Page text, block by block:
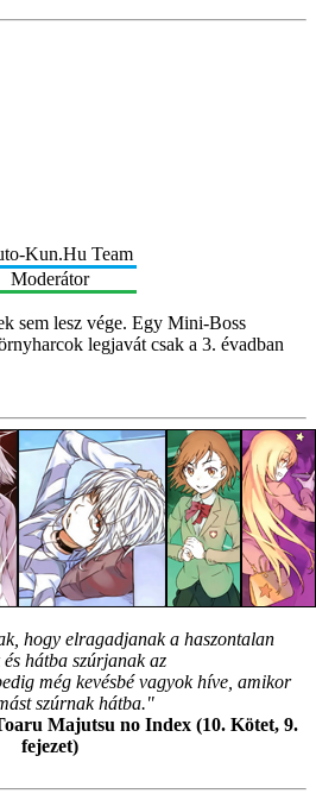
Kun.Hu Team
Moderátor
sem lesz vége. Egy Mini-Boss
legjavát csak a 3. évadban
hogy elragadjanak a haszontalan
és hátba szúrjanak az
még kevésbé vagyok híve, amikor
szúrnak hátba."
Majutsu no Index (10. Kötet, 9.
fejezet)